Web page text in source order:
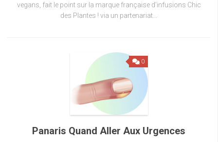
vegans, fait le point sur la marque française d’infusions Chic
des Plantes ! via un partenariat...
0
Panaris Quand Aller Aux Urgences